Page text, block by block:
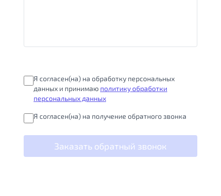
Я согласен(на) на обработку персональных
данных и принимаю политику обработки
персональных данных
Я согласен(на) на получение обратного звонка
Заказать обратный звонок